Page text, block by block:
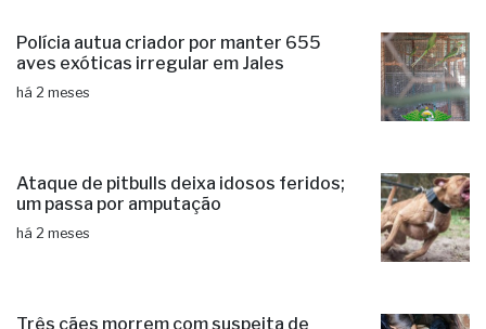
Polícia autua criador por manter 655
aves exóticas irregular em Jales
há 2 meses
Ataque de pitbulls deixa idosos feridos;
um passa por amputação
há 2 meses
Três cães morrem com suspeita de